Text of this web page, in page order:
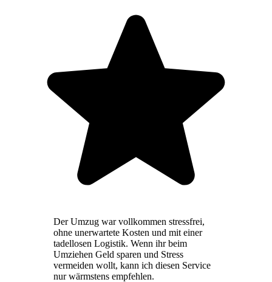
Der Umzug war vollkommen stressfrei,
ohne unerwartete Kosten und mit einer
tadellosen Logistik. Wenn ihr beim
Umziehen Geld sparen und Stress
vermeiden wollt, kann ich diesen Service
nur wärmstens empfehlen.